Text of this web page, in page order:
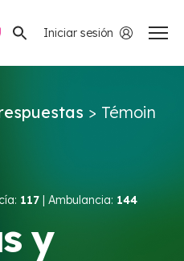
Iniciar sesión
> Témoin
117 | Ambulancia: 144